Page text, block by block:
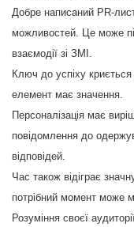
Добре написаний PR-
можливостей. Це може
взаємодії зі ЗМІ.
Ключ до успіху
елемент має значення.
Персоналізація має
повідомлення до
відповідей.
Час також відіграє
потрібний момент може
Розуміння своєї